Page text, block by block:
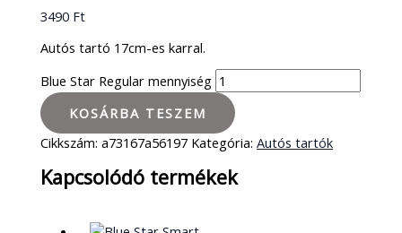
3490 Ft
Autós tartó 17cm-es karral.
Blue Star Regular mennyiség
KOSÁRBA TESZEM
Cikkszám:a73167a56197 Kategória:Autós tartók
Kapcsolódó termékek